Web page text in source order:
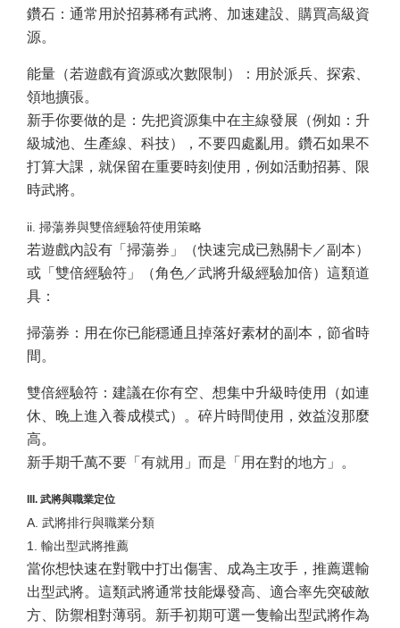
鑽石：通常用於招募稀有武將、加速建設、購買高級資
源。
能量（若遊戲有資源或次數限制）：用於派兵、探索、
領地擴張。
新手你要做的是：先把資源集中在主線發展（例如：升
級城池、生產線、科技），不要四處亂用。鑽石如果不
打算大課，就保留在重要時刻使用，例如活動招募、限
時武將。
ii. 掃蕩券與雙倍經驗符使用策略
若遊戲內設有「掃蕩券」（快速完成已熟關卡／副本）
或「雙倍經驗符」（角色／武將升級經驗加倍）這類道
具：
掃蕩券：用在你已能穩通且掉落好素材的副本，節省時
間。
雙倍經驗符：建議在你有空、想集中升級時使用（如連
休、晚上進入養成模式）。碎片時間使用，效益沒那麼
高。
新手期千萬不要「有就用」而是「用在對的地方」。
III. 武將與職業定位
A. 武將排行與職業分類
1. 輸出型武將推薦
當你想快速在對戰中打出傷害、成為主攻手，推薦選輸
出型武將。這類武將通常技能爆發高、適合率先突破敵
方、防禦相對薄弱。新手初期可選一隻輸出型武將作為